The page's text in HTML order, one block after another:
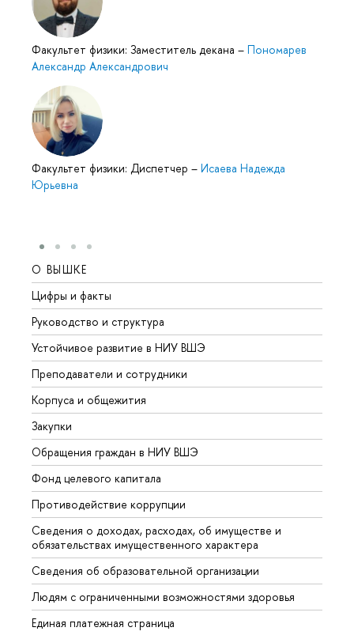
Факультет физики: Заместитель декана – Пономарев
Александр Александрович
Факультет физики: Диспетчер – Исаева Надежда
Юрьевна
О ВЫШКЕ
Цифры и факты
Руководство и структура
Устойчивое развитие в НИУ ВШЭ
Преподаватели и сотрудники
Корпуса и общежития
Закупки
Обращения граждан в НИУ ВШЭ
Фонд целевого капитала
Противодействие коррупции
Сведения о доходах, расходах, об имуществе и
обязательствах имущественного характера
Сведения об образовательной организации
Людям с ограниченными возможностями здоровья
Единая платежная страница